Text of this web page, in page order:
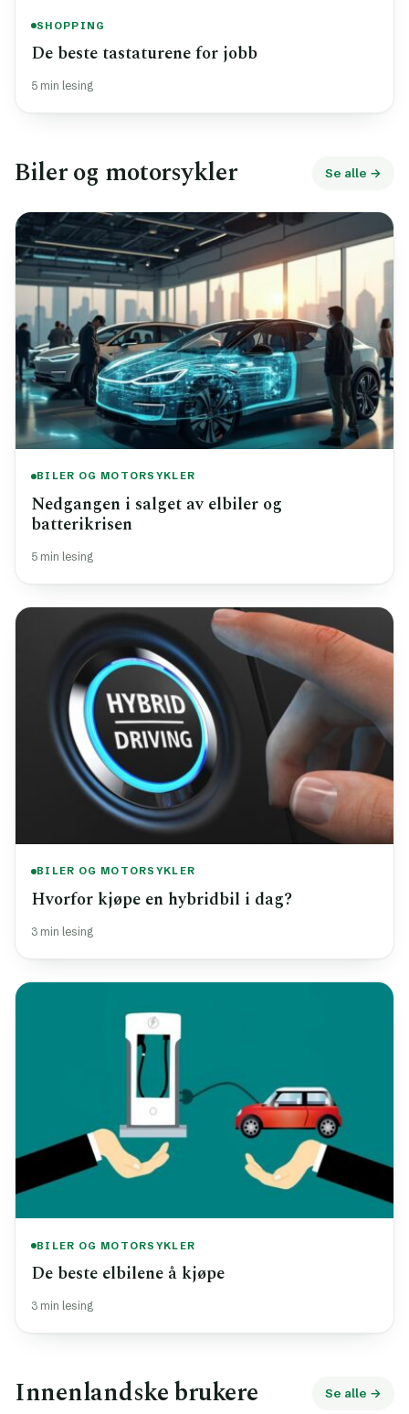
SHOPPING
De beste tastaturene for jobb
5 min lesing
Biler og motorsykler Se alle →
BILER OG MOTORSYKLER
Nedgangen i salget av elbiler og
batterikrisen
5 min lesing
BILER OG MOTORSYKLER
Hvorfor kjøpe en hybridbil i dag?
3 min lesing
BILER OG MOTORSYKLER
De beste elbilene å kjøpe
3 min lesing
Innenlandske brukere Se alle →